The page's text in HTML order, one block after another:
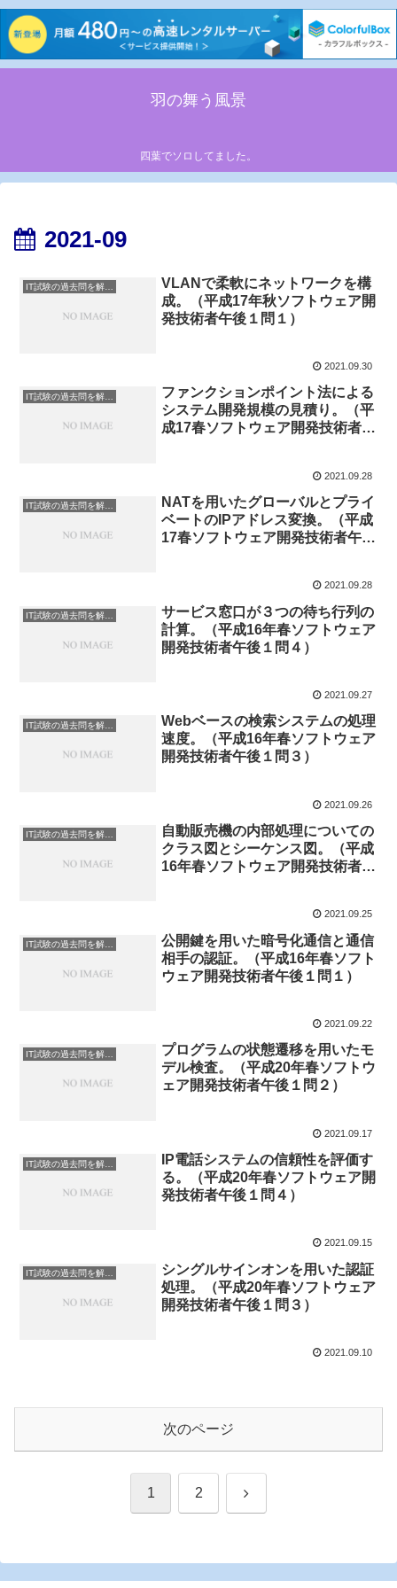
羽の舞う風景
四葉でソロしてました。
2021-09
IT試験の過去問を解説してみた
VLANで柔軟にネットワークを構
成。（平成17年秋ソフトウェア開
発技術者午後１問１）
2021.09.30
IT試験の過去問を解説してみた
ファンクションポイント法による
システム開発規模の見積り。（平
成17春ソフトウェア開発技術者午
2021.09.28
IT試験の過去問を解説してみた
NATを用いたグローバルとプライ
ベートのIPアドレス変換。（平成
17春ソフトウェア開発技術者午後
2021.09.28
IT試験の過去問を解説してみた
サービス窓口が３つの待ち行列の
計算。（平成16年春ソフトウェア
開発技術者午後１問４）
2021.09.27
IT試験の過去問を解説してみた
Webベースの検索システムの処理
速度。（平成16年春ソフトウェア
開発技術者午後１問３）
2021.09.26
IT試験の過去問を解説してみた
自動販売機の内部処理についての
クラス図とシーケンス図。（平成
16年春ソフトウェア開発技術者午
2021.09.25
IT試験の過去問を解説してみた
公開鍵を用いた暗号化通信と通信
相手の認証。（平成16年春ソフト
ウェア開発技術者午後１問１）
2021.09.22
IT試験の過去問を解説してみた
プログラムの状態遷移を用いたモ
デル検査。（平成20年春ソフトウ
ェア開発技術者午後１問２）
2021.09.17
IT試験の過去問を解説してみた
IP電話システムの信頼性を評価す
る。（平成20年春ソフトウェア開
発技術者午後１問４）
2021.09.15
IT試験の過去問を解説してみた
シングルサインオンを用いた認証
処理。（平成20年春ソフトウェア
開発技術者午後１問３）
2021.09.10
次のページ
1 2 次